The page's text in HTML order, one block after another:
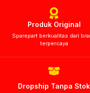
Produk Original
Sparepart berkualitas dari
terpercaya
Dropship Tanpa Stok